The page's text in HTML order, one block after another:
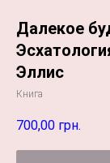
Далекое
Эллис
Книга
700,00 грн.